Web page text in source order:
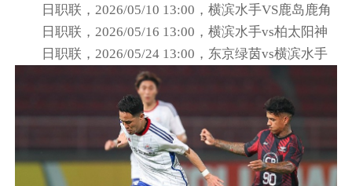
日职联，2026/05/10 13:00，横滨水手VS鹿岛鹿角
日职联，2026/05/16 13:00，横滨水手vs柏太阳神
日职联，2026/05/24 13:00，东京绿茵vs横滨水手